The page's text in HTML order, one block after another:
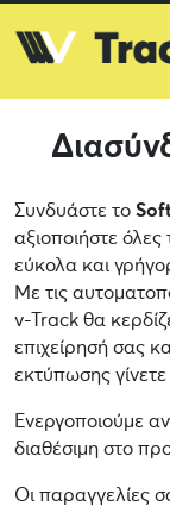
Συνδυάστε το
αξιοποιήστε
εύκολα και
Με τις
v-Track θα
επιχείρησή σας
εκτύπωσης
Ενεργοποιούμε
διαθέσιμη στο
Οι παραγγελίες